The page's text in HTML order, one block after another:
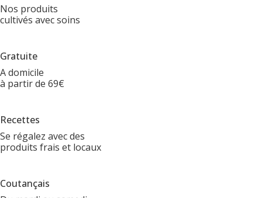
Nos produits
cultivés avec soins
Gratuite
A domicile
à partir de 69€
Recettes
Se régalez avec des
produits frais et locaux
Coutançais